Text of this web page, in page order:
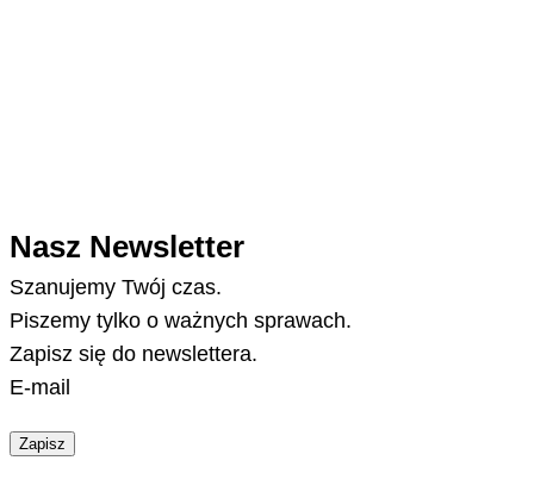
Nasz Newsletter
Szanujemy Twój czas.
Piszemy tylko o ważnych sprawach.
Zapisz się do newslettera.
E-mail
Zapisz